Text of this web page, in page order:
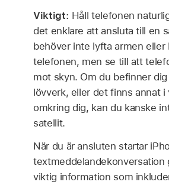
Viktigt: Håll telefonen
det enklare att ansluta till en
behöver inte lyfta armen eller
telefonen, men se till att
mot skyn. Om du befinner
lövverk, eller det finns annat i
omkring dig, kan du kanske
satellit.
När du är ansluten startar
textmeddelandekonversation
viktig information som